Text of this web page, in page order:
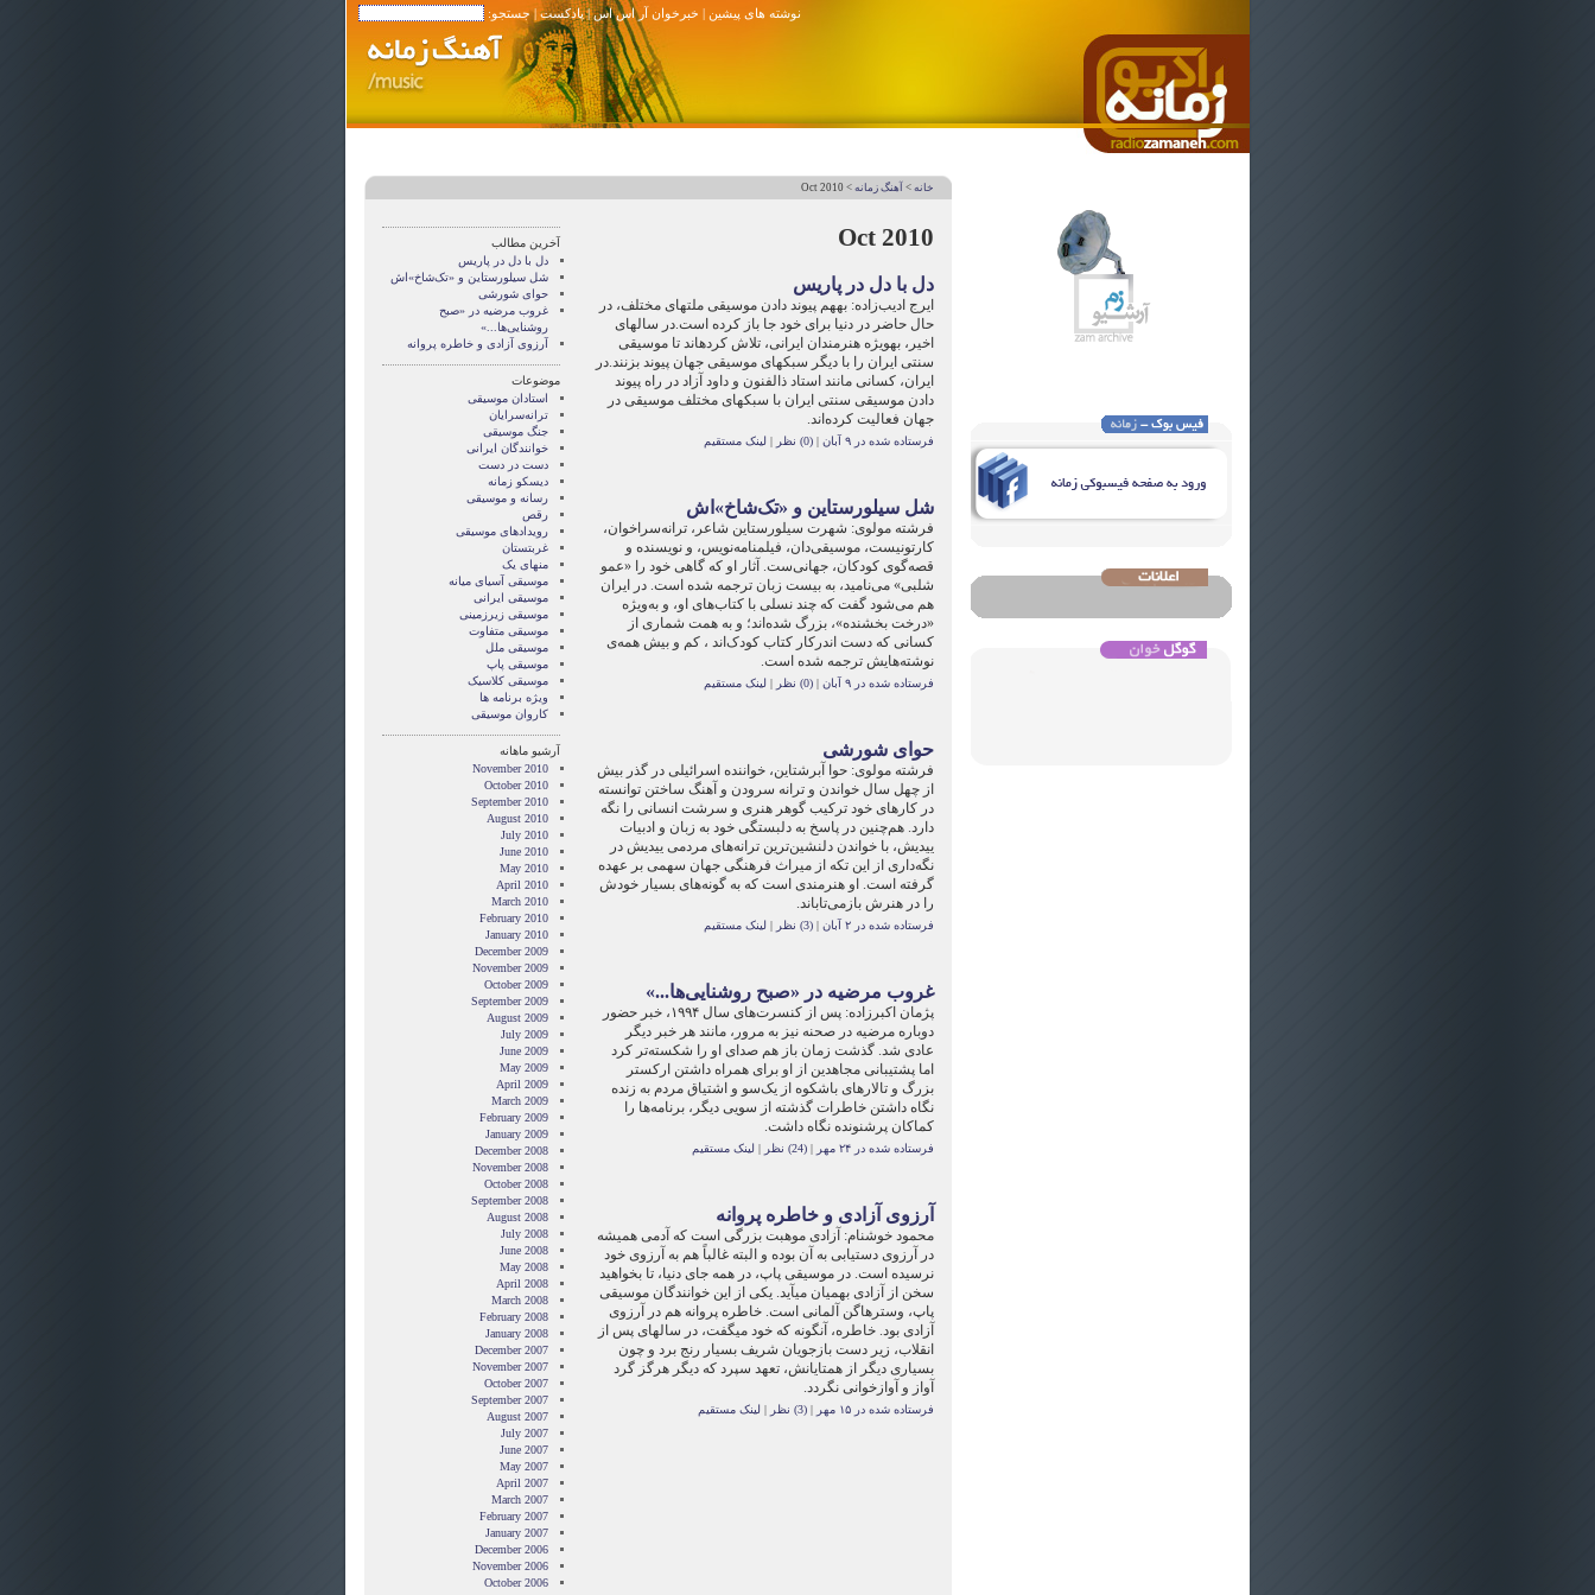
نوشته های پیشین | خبرخوان آر اس اس|پادکست | جستجو:
خانه > آهنگ زمانه > Oct 2010
Oct 2010
دل با دل در پاریس
ایرج ادیب‌زاده: به‏هم پیوند دادن موسیقی ملت‏های مختلف، در
حال حاضر در دنیا برای خود جا باز کرده است.در سال‏های
اخیر، به‏ویژه هنرمندان ایرانی، تلاش کرده‏اند تا موسیقی
سنتی ایران را با دیگر سبک‏های موسیقی جهان پیوند بزنند.در
ایران، کسانی مانند استاد ذالفنون و داود آزاد در راه پیوند
دادن موسیقی سنتی ایران با سبک‏های مختلف موسیقی در
جهان فعالیت کرده‌اند.
فرستاده شده در ۹ آبان |(0) نظر | لینک مستقیم
شل سیلورستاین و «تک‌شاخ»اش
فرشته مولوی: شهرت سیلورستاین شاعر، ترانه‌سراخوان،
کارتونیست، موسیقی‌دان، فیلمنامه‌نویس، و نویسنده و
قصه‌گوی کودکان، جهانی‌ست. آثار او که گاهی خود را «عمو
شلبی» می‌نامید، به بیست زبان ترجمه شده است. در ایران
هم می‌شود گفت که چند نسلی با کتاب‌های او، و به‌ویژه
«درخت بخشنده»، بزرگ شده‌اند؛ و به همت شماری از
کسانی که دست‌ اندرکار کتاب کودک‌‌اند ، کم و بیش همه‌ی
نوشته‌هایش ترجمه شده است.
فرستاده شده در ۹ آبان |(0) نظر | لینک مستقیم
حوای شورشی
فرشته مولوی: حوا آبرشتاین، خواننده اسرائیلی در گذر بیش
از چهل سال خواندن و ترانه‌ سرودن و آهنگ ساختن توانسته
در کارهای خود ترکیب گوهر هنری و سرشت انسانی را نگه
دارد. هم‌چنین در پاسخ به دلبستگی خود به زبان و ادبیات
ییدیش، با خواندن دلنشین‌ترین ترانه‌های مردمی ییدیش در
نگه‌داری از این تکه از میراث فرهنگی جهان سهمی بر عهده
گرفته است. او هنرمندی‌ است که به گونه‌های بسیار خودش
را در هنرش بازمی‌تاباند.
فرستاده شده در ۲ آبان |(3) نظر | لینک مستقیم
غروب مرضیه در «صبح روشنایی‌ها...»
پژمان اکبرزاده: پس از کنسرت‌های سال ۱۹۹۴، خبر حضور
دوباره مرضیه در صحنه نیز به مرور، مانند هر خبر دیگر
عادی شد. گذشت زمان باز هم صدای او را شکسته‌تر کرد
اما پشتیبانی‌ مجاهدین از او برای همراه داشتن ارکستر
بزرگ و تالارهای باشکوه از یک‌سو و اشتیاق مردم به زنده
نگاه داشتن خاطرات گذشته از سویی دیگر، برنامه‌ها را
کماکان پرشنونده نگاه داشت.
فرستاده شده در ۲۴ مهر |(24) نظر | لینک مستقیم
آرزوی آزادی و خاطره پروانه
محمود خوشنام: آزادی موهبت بزرگی است که آدمی همیشه
در آرزوی دستیابی به آن بوده و البته غالباً هم به آرزوی خود
نرسیده است. در موسیقی پاپ، در همه‏ جای دنیا، تا بخواهید
سخن از آزادی به‏میان می‏آید. یکی از این خوانندگان موسیقی
پاپ، وسترهاگن آلمانی است. خاطره پروانه هم در آرزوی
آزادی بود. خاطره، آن‏گونه که خود می‏گفت، در سال‏های پس از
انقلاب، زیر دست بازجویان شریف بسیار رنج برد و چون
بسیاری دیگر از همتایانش، تعهد سپرد که دیگر هرگز گرد
آواز و آوازخوانی نگردد.
فرستاده شده در ۱۵ مهر |(3) نظر | لینک مستقیم
آخرین مطالب
دل با دل در پاریس
شل سیلورستاین و «تک‌شاخ»اش
حوای شورشی
غروب مرضیه در «صبح
روشنایی‌ها...»
آرزوی آزادی و خاطره پروانه
موضوعات
استادان موسیقی
ترانه‌سرایان
جنگ موسیقی
خوانندگان ایرانی
دست در دست
دیسکو زمانه
رسانه و موسیقی
رقص
رویدادهای موسیقی
غربتستان
منهای یک
موسیقی آسیای میانه
موسیقی ایرانی
موسیقی زیرزمینی
موسیقی متفاوت
موسیقی ملل
موسیقی پاپ
موسیقی کلاسیک
ویژه برنامه ها
کاروان موسیقی
آرشیو ماهانه
November 2010
October 2010
September 2010
August 2010
July 2010
June 2010
May 2010
April 2010
March 2010
February 2010
January 2010
December 2009
November 2009
October 2009
September 2009
August 2009
July 2009
June 2009
May 2009
April 2009
March 2009
February 2009
January 2009
December 2008
November 2008
October 2008
September 2008
August 2008
July 2008
June 2008
May 2008
April 2008
March 2008
February 2008
January 2008
December 2007
November 2007
October 2007
September 2007
August 2007
July 2007
June 2007
May 2007
April 2007
March 2007
February 2007
January 2007
December 2006
November 2006
October 2006